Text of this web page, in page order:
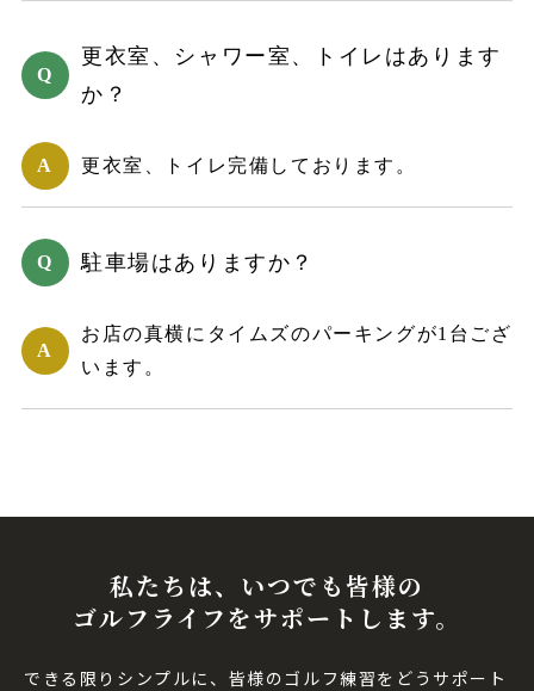
更衣室、シャワー室、トイレはあります
か？
更衣室、トイレ完備しております。
駐車場はありますか？
お店の真横にタイムズのパーキングが1台ござ
います。
私たちは、いつでも皆様の
ゴルフライフをサポートします。
できる限りシンプルに、皆様のゴルフ練習をどうサポート